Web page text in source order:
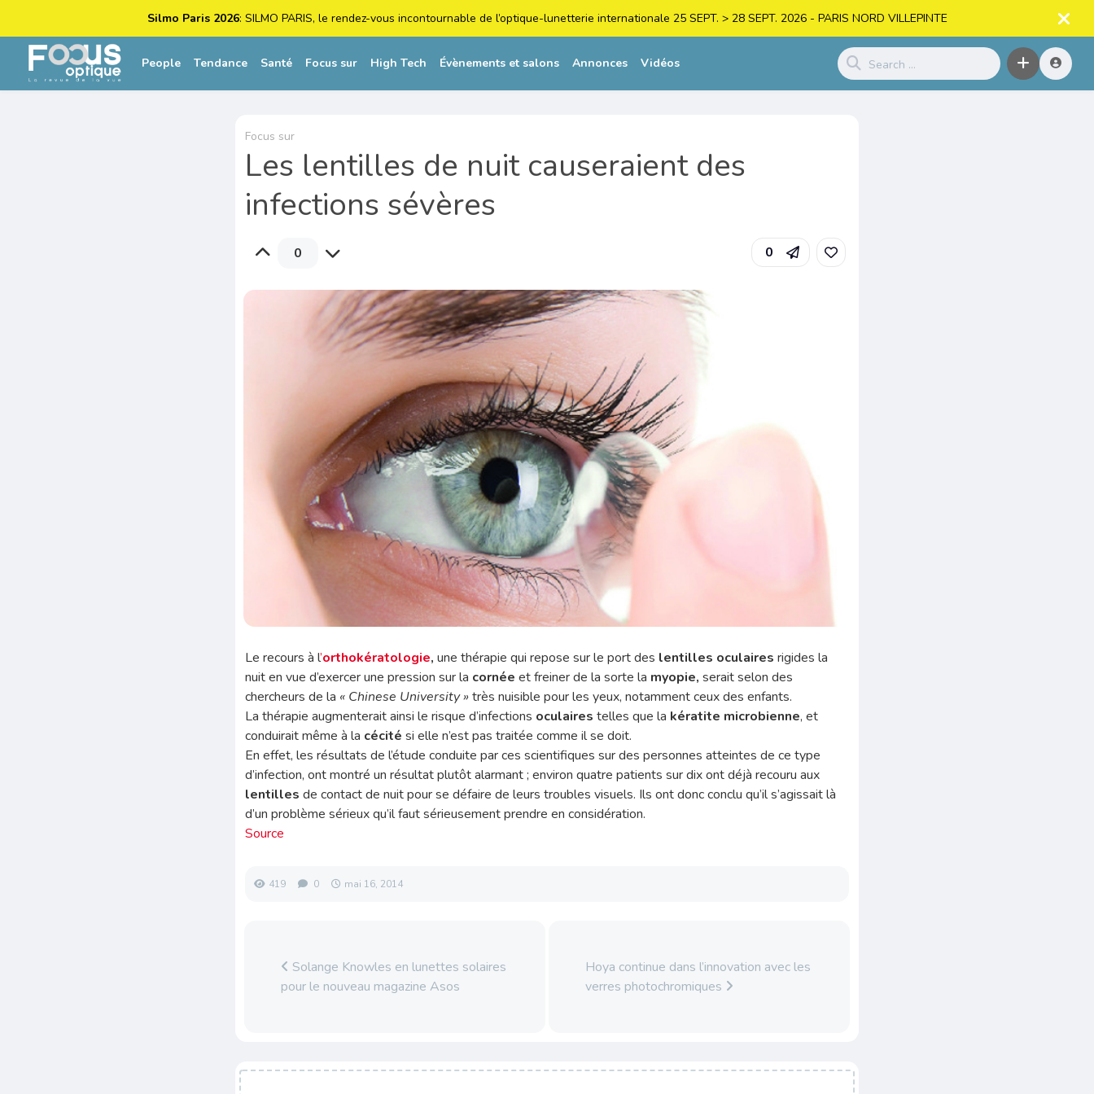
Silmo Paris 2026: SILMO PARIS, le rendez-vous incontournable de l’optique-lunetterie internationale 25 SEPT. > 28 SEPT. 2026 - PARIS NORD VILLEPINTE
People Tendance Santé Focus sur High Tech Évènements et salons Annonces Vidéos
Focus sur
Les lentilles de nuit causeraient des
infections sévères
0 0
Le recours à l’orthokératologie,une thérapie qui repose sur le port des lentilles oculaires rigides la
nuit en vue d’exercer une pression sur la cornée et freiner de la sorte la myopie, serait selon des
chercheurs de la « Chinese University »très nuisible pour les yeux, notamment ceux des enfants.
La thérapie augmenterait ainsi le risque d’infections oculaires telles que la kératite microbienne, et
conduirait même à la cécité si elle n’est pas traitée comme il se doit.
En effet, les résultats de l’étude conduite par ces scientifiques sur des personnes atteintes de ce type
d’infection, ont montré un résultat plutôt alarmant ; environ quatre patients sur dix ont déjà recouru aux
lentillesde contact de nuit pour se défaire de leurs troubles visuels. Ils ont donc conclu qu’il s’agissait là
d’un problème sérieux qu’il faut sérieusement prendre en considération.
Source
419 0 mai 16, 2014
Solange Knowles en lunettes solaires
pour le nouveau magazine Asos
Hoya continue dans l’innovation avec les
verres photochromiques